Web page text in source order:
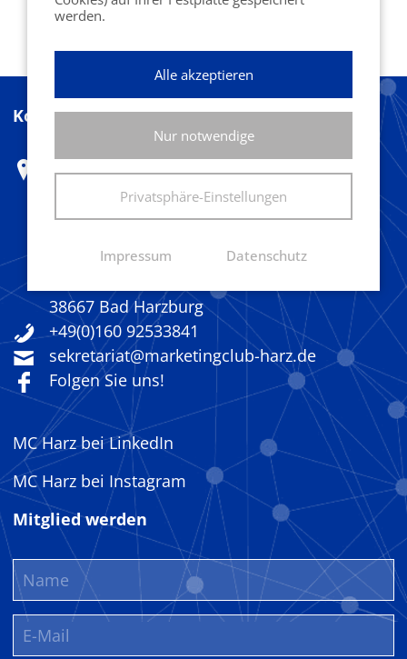
Kontakt
Marketing Club Harz e.V.
Herr Ferdinand Benesch
Fritz-König-Str. 38
38667 Bad Harzburg
+49(0)160 92533841
sekretariat@marketingclub-harz.de
Folgen Sie uns!
MC Harz bei LinkedIn
MC Harz bei Instagram
Mitglied werden
werden.
Alle akzeptieren
Nur notwendige
Privatsphäre-Einstellungen
Impressum Datenschutz